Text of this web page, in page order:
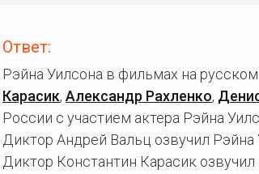
Ответ:
Рэйна Уилсона в фильмах на
Карасик, Александр Рахленко,
России с участием актера Рэйна
Диктор Андрей Вальц озвучил Рэйна
Диктор Константин Карасик